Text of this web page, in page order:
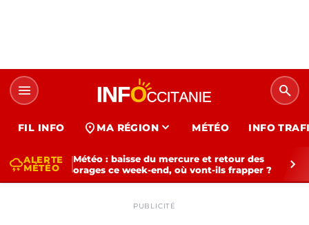
menu search
FIL INFO location_on MA RÉGION expand_more MÉTÉO INFO
thunderstormALERTE
MÉTÉO
Météo : baisse du mercure et retour des
orages ce week-end, où vont-ils frapper ?
chevron_right
PUBLICITÉ